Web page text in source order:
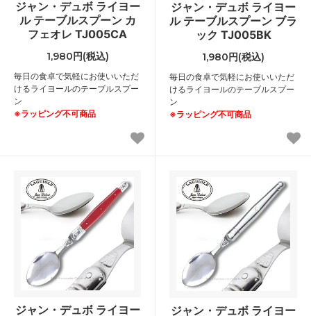
ジャン・デュボ ライヨー
ル テーブルスプーン カ
フェオレ TJ005CA
1,980円(税込)
毎日の食卓で気軽にお使いいただ
けるライヨールのテーブルスプー
ン
※ラッピング不可商品
ジャン・デュボ ライヨー
ル テーブルスプーン ブラ
ック TJ005BK
1,980円(税込)
毎日の食卓で気軽にお使いいただ
けるライヨールのテーブルスプー
ン
※ラッピング不可商品
ジャン・デュボ ライヨー
ジャン・デュボ ライヨー